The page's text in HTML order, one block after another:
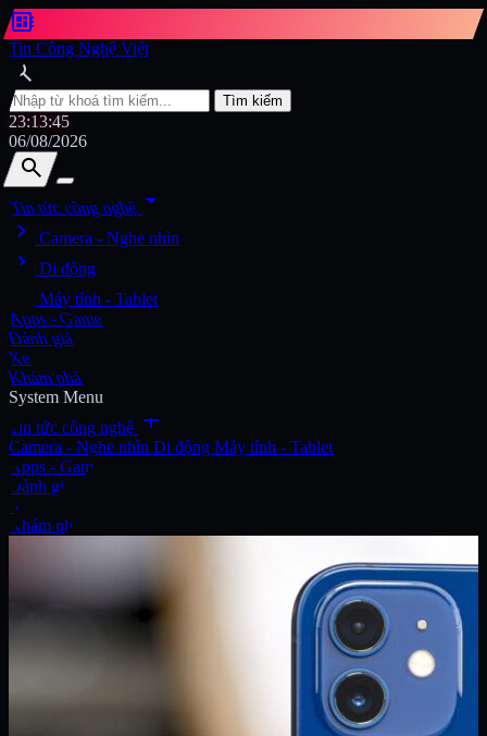
developer_board
Tin Công Nghệ Việt
search
Tìm kiếm
23:13:46
06/08/2026
search
search
Tin tức công nghệarrow_drop_down
chevron_right
Camera - Nghe nhìn
chevron_right Di động
Máy tính - Tablet
Apps - Game
Đánh giá
Xe
Khám phá
System Menu
Tin tức công nghệ add
Camera - Nghe nhìn Di động Máy tính - Tablet
Apps - Game
Đánh giá
Xe
Khám phá